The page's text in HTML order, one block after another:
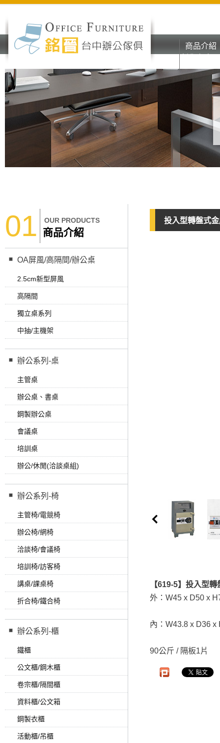
商品介紹
辦公家具
彰化台中
辦公家具
01 OUR PRODUCTS
商品介紹
OA屏風/高隔間/辦公桌
2.5cm新型屏風
高隔間
獨立桌系列
中抽/主機架
辦公系列-桌
主管桌
辦公桌、書桌
鋼製辦公桌
會議桌
培訓桌
辦公/休閒(洽談桌組)
辦公系列-椅
主管椅/電競椅
辦公椅/網椅
洽談椅/會議椅
培訓椅/訪客椅
講桌/課桌椅
折合椅/鐵合椅
辦公系列-櫃
鐵櫃
公文櫃/鋼木櫃
卷宗櫃/隔間櫃
資料櫃/公文箱
鋼製衣櫃
活動櫃/吊櫃
投入型轉盤式
【619-5】投入型
外：W45 x D50 x
內：W43.8 x D36 x
90公斤 / 隔板1片